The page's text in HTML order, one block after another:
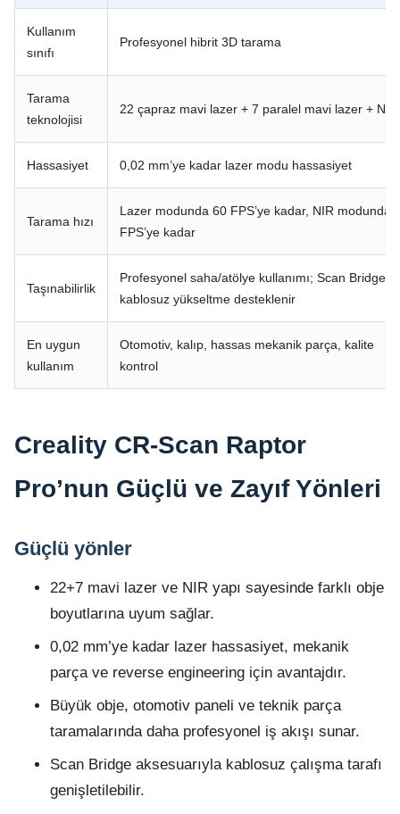
Kullanım
sınıfı
Profesyonel hibrit 3D tarama
Tarama
teknolojisi
22 çapraz mavi lazer + 7 paralel mavi lazer + NIR
Hassasiyet 0,02 mm’ye kadar lazer modu hassasiyet
Tarama hızı
Lazer modunda 60 FPS’ye kadar, NIR modunda
FPS’ye kadar
Taşınabilirlik
Profesyonel saha/atölye kullanımı; Scan Bridge
kablosuz yükseltme desteklenir
En uygun
kullanım
Otomotiv, kalıp, hassas mekanik parça, kalite
kontrol
Creality CR-Scan Raptor
Pro’nun Güçlü ve Zayıf Yönleri
Güçlü yönler
22+7 mavi lazer ve NIR yapı sayesinde farklı obje
boyutlarına uyum sağlar.
0,02 mm’ye kadar lazer hassasiyet, mekanik
parça ve reverse engineering için avantajdır.
Büyük obje, otomotiv paneli ve teknik parça
taramalarında daha profesyonel iş akışı sunar.
Scan Bridge aksesuarıyla kablosuz çalışma tarafı
genişletilebilir.